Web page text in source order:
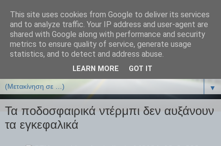
ΒΙΟΛΟΓΙΑonline.gr
Online Μαθήματα Βιολογίας
▼
Τα ποδοσφαιρικά ντέρμπι δεν αυξάνουν
τα εγκεφαλικά
This site uses cookies from Google to deliver its services
and to analyze traffic. Your IP address and user-agent are
shared with Google along with performance and security
metrics to ensure quality of service, generate usage
statistics, and to detect and address abuse.
LEARN MORE GOT IT